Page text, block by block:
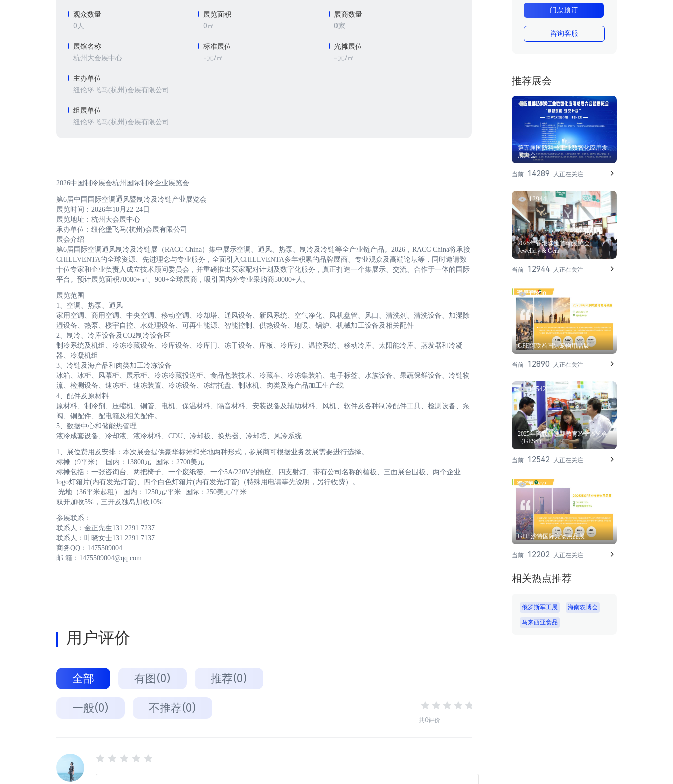
观众数量
0人
展览面积
0㎡
展商数量
0家
展馆名称
杭州大会展中心
标准展位
-元/㎡
光摊展位
-元/㎡
主办单位
纽伦堡飞马(杭州)会展有限公司
组展单位
纽伦堡飞马(杭州)会展有限公司
2026中国制冷展会杭州国际制冷企业展览会
第6届中国国际空调通风暨制冷及冷链产业展览会
展览时间：2026年10月22-24日
展览地址：杭州大会展中心
承办单位：纽伦堡飞马(杭州)会展有限公司
展会介绍
第6届国际空调通风制冷及冷链展（RACC China）集中展示空调、通风、热泵、制冷及冷链等全产业链产品。2026，RACC China将承接
CHILLVENTA的全球资源、先进理念与专业服务，全面引入CHILLVENTA多年积累的品牌展商、专业观众及高端论坛等，同时邀请数
十位专家和企业负责人成立技术顾问委员会，并重磅推出买家配对计划及数字化服务，真正打造一个集展示、交流、合作于一体的国际
平台。预计展览面积70000+㎡、900+全球展商，吸引国内外专业采购商50000+人。
展览范围
1、空调、热泵、通风
家用空调、商用空调、中央空调、移动空调、冷却塔、通风设备、新风系统、空气净化、风机盘管、风口、清洗剂、清洗设备、加湿除
湿设备、热泵、楼宇自控、水处理设备、可再生能源、智能控制、供热设备、地暖、锅炉、机械加工设备及相关配件
2、制冷、冷库设备及CO2制冷设备区
制冷系统及机组、冷冻冷藏设备、冷库设备、冷库门、冻干设备、库板、冷库灯、温控系统、移动冷库、太阳能冷库、蒸发器和冷凝
器、冷凝机组
3、冷链及海产品和肉类加工冷冻设备
冰箱、冰柜、风幕柜、展示柜、冷冻冷藏投送柜、食品包装技术、冷藏车、冷冻集装箱、电子标签、水族设备、果蔬保鲜设备、冷链物
流、检测设备、速冻柜、速冻装置、冷冻设备、冻结托盘、制冰机、肉类及海产品加工生产线
4、配件及原材料
原材料、制冷剂、压缩机、铜管、电机、保温材料、隔音材料、安装设备及辅助材料、风机、软件及各种制冷配件工具、检测设备、泵
阀、铜配件、配电箱及相关配件。
5、数据中心和储能热管理
液冷成套设备、冷却液、液冷材料、CDU、冷却板、换热器、冷却塔、风冷系统
1、展位费用及安排：本次展会提供豪华标摊和光地两种形式，参展商可根据业务发展需要进行选择。
标摊（9平米） 国内：13800元 国际：2700美元
标摊包括：一张咨询台、两把椅子、一个废纸篓、一个5A/220V的插座、四支射灯、带有公司名称的楣板、三面展台围板、两个企业
logo灯箱片(内有发光灯管)、四个白色灯箱片(内有发光灯管)（特殊用电请事先说明，另行收费）。
光地（36平米起租） 国内：1250元/平米 国际：250美元/平米
双开加收5%，三开及独岛加收10%
参展联系：
联系人：金正先生131 2291 7237
联系人：叶晓女士131 2291 7137
商务QQ：1475509004
邮 箱：1475509004@qq.com
用户评价
全部 有图(0) 推荐(0)
一般(0) 不推荐(0)
共0评价
门票预订
咨询客服
推荐展会
14289
第五届国防科技工业数智化应用发
展大会
当前 14289 人正在关注
12944
2025年香港珠宝首饰展览会
Jewellery & Gem
当前 12944 人正在关注
12890
GPE阿联酋国际宠物用品展
当前 12890 人正在关注
12542
2025年阿联酋迪拜教育装备展览会
（GESS）
当前 12542 人正在关注
12202
GPE 沙特国际宠物用品展
当前 12202 人正在关注
相关热点推荐
俄罗斯军工展 海南农博会
马来西亚食品